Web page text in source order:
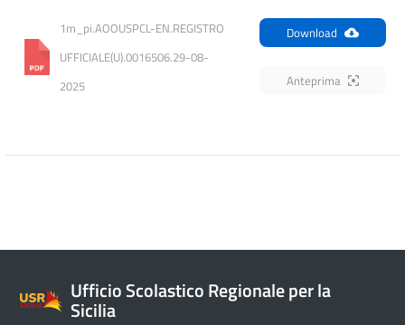
1m_pi.AOOUSPCL-EN.REGISTRO
UFFICIALE(U).0016506.29-08-
2025
Download
Anteprima
Ufficio Scolastico Regionale per la
Sicilia